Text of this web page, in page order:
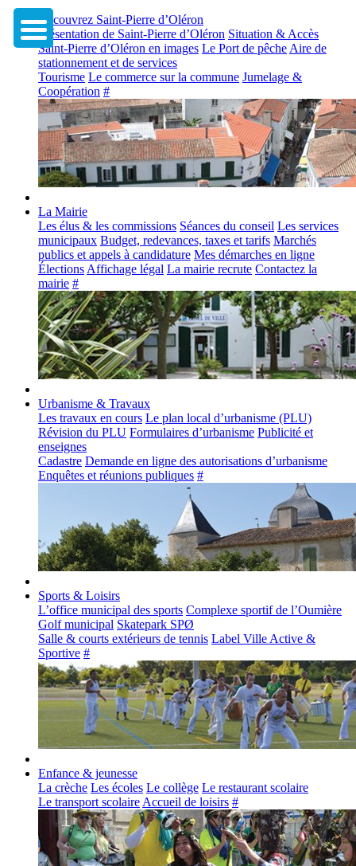
Découvrez Saint-Pierre d’Oléron
Présentation de Saint-Pierre d’Oléron Situation & Accès
Saint-Pierre d’Oléron en images Le Port de pêche Aire de
stationnement et de services
Tourisme Le commerce sur la commune Jumelage &
Coopération #
La Mairie
Les élus & les commissions Séances du conseil Les services
municipaux Budget, redevances, taxes et tarifs Marchés
publics et appels à candidature Mes démarches en ligne
Élections Affichage légal La mairie recrute Contactez la
mairie #
Urbanisme & Travaux
Les travaux en cours Le plan local d’urbanisme (PLU)
Révision du PLU Formulaires d’urbanisme Publicité et
enseignes
Cadastre Demande en ligne des autorisations d’urbanisme
Enquêtes et réunions publiques #
Sports & Loisirs
L’office municipal des sports Complexe sportif de l’Oumière
Golf municipal Skatepark SPØ
Salle & courts extérieurs de tennis Label Ville Active &
Sportive #
Enfance & jeunesse
La crèche Les écoles Le collège Le restaurant scolaire
Le transport scolaire Accueil de loisirs #